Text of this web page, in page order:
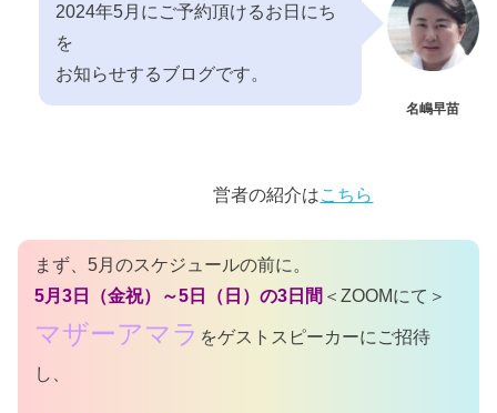
名嶋早苗
2024年5月にご予約頂けるお日にち
を
お知らせするブログです。
営者の紹介はこちら
まず、5月のスケジュールの前に。
5月3日（金祝）～5日（日）の3日間 ＜ZOOMにて＞
マザーアマラ をゲストスピーカーにご招待
し、